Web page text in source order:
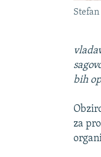
bih
za